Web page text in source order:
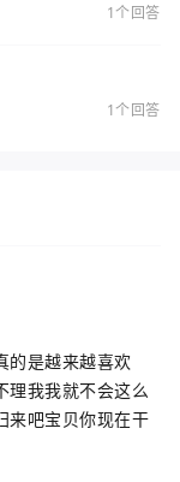
1个回答
1个回答
的是越来越喜欢
理我我就不会这么
来吧宝贝你现在干